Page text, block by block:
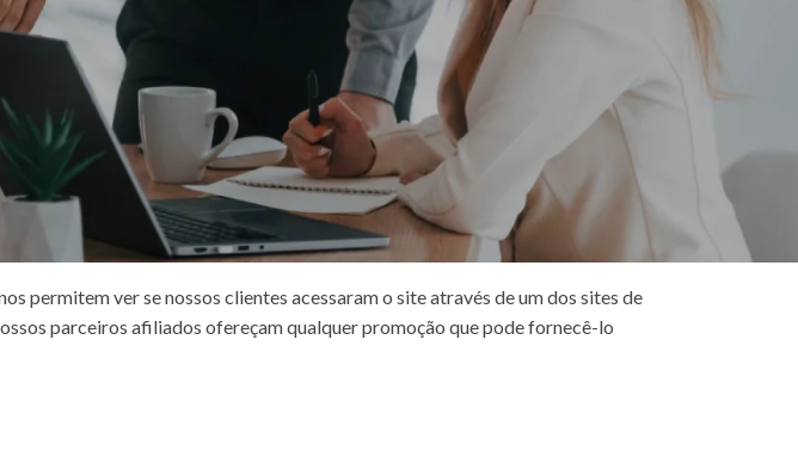
e informações pessoais. Se você tiver alguma dúvida sobre como
anúncios mais relevantes em toda a Web e limitar o número de vezes que
AdSense.
para futuros desenvolvimentos. Os cookies de publicidade comportamental
que possível, rastreando anonimamente seus interesses e apresentando
permitem ver se nossos clientes acessaram o site através de um dos sites de
parceiros afiliados ofereçam qualquer promoção que pode fornecê-lo